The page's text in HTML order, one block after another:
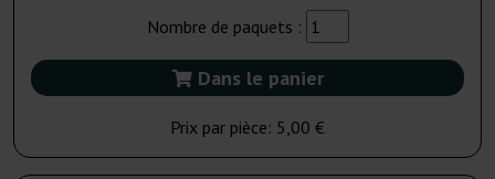
Nombre de paquets :
Dans le panier
Prix par pièce: 5,00 €